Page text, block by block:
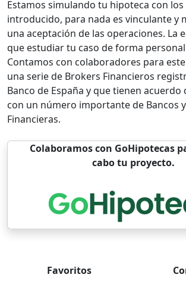
Estamos simulando tu hipoteca con
introducido, para nada es vinculante y
una aceptación de las operaciones. La
que estudiar tu caso de forma
Contamos con colaboradores para
una serie de Brokers Financieros
Banco de España y que tienen
con un número importante de Bancos
Financieras.
Colaboramos con GoHipotecas
cabo tu proyecto.
Favoritos